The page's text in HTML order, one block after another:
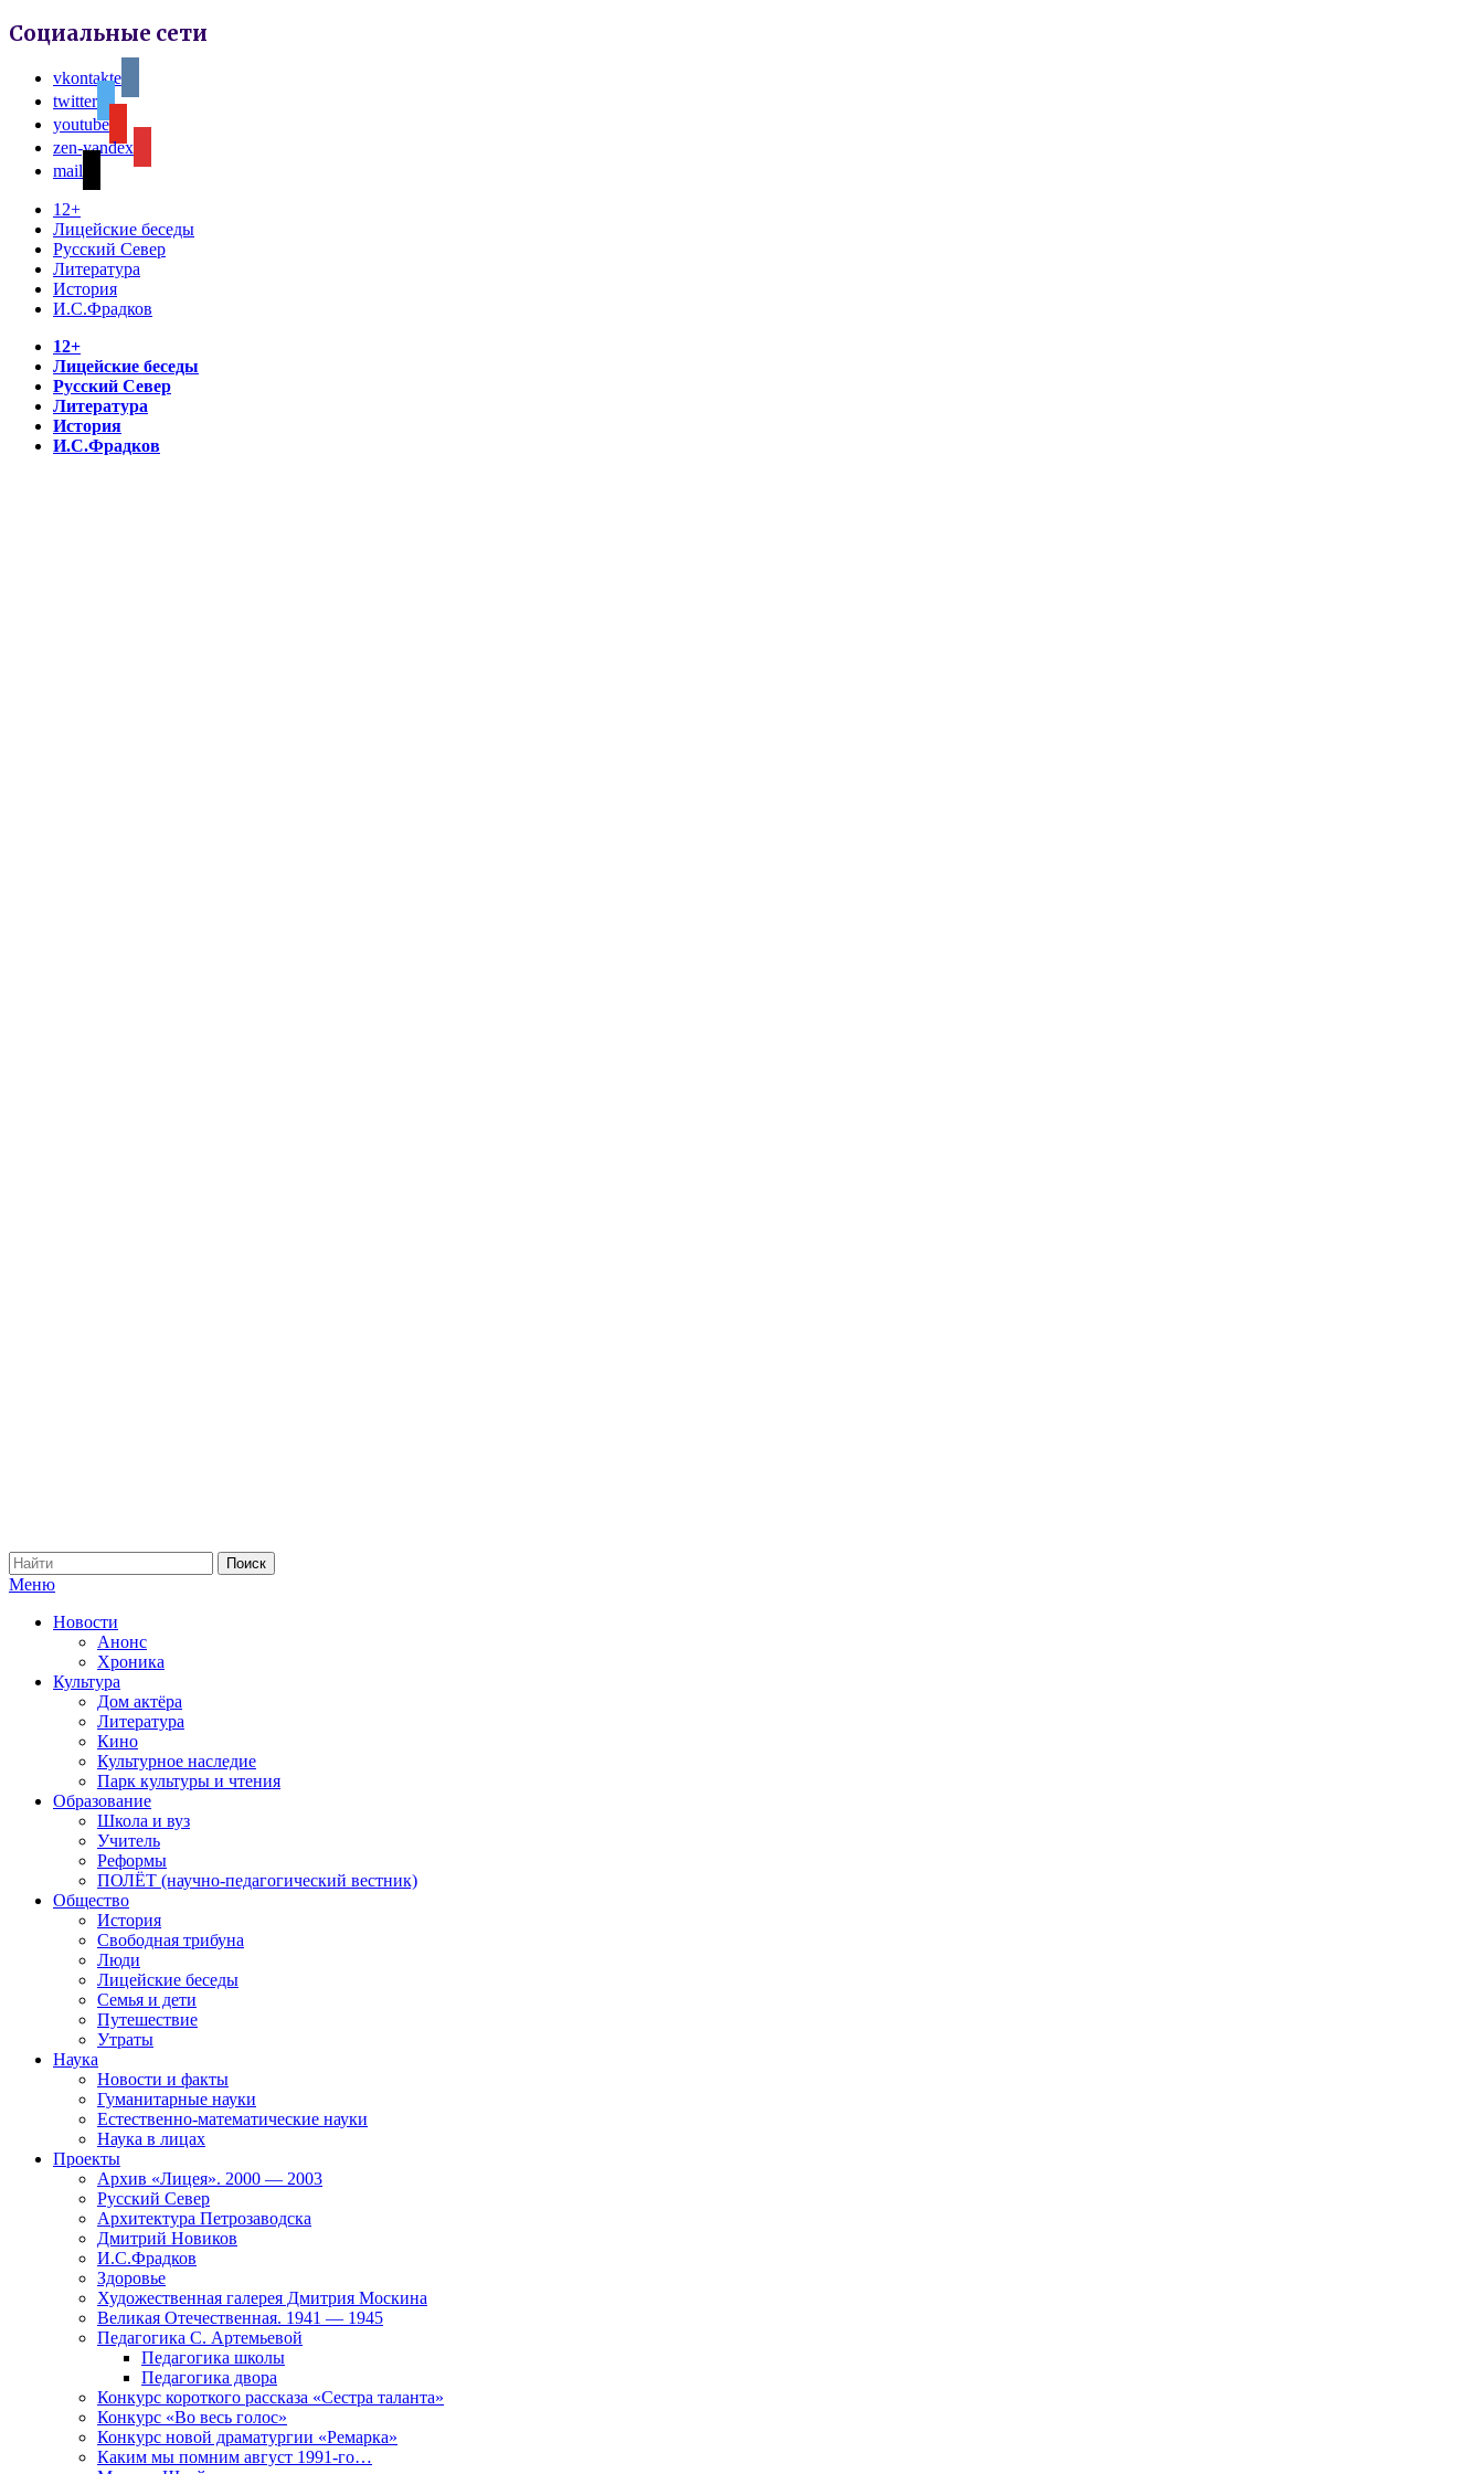
Социальные сети
vkontakte
twitter
youtube
zen-yandex
mail
12+
Лицейские беседы
Русский Север
Литература
История
И.С.Фрадков
12+
Лицейские беседы
Русский Север
Литература
История
И.С.Фрадков
Меню
Новости
Анонс
Хроника
Культура
Дом актёра
Литература
Кино
Культурное наследие
Парк культуры и чтения
Образование
Школа и вуз
Учитель
Реформы
ПОЛЁТ (научно-педагогический вестник)
Общество
История
Свободная трибуна
Люди
Лицейские беседы
Семья и дети
Путешествие
Утраты
Наука
Новости и факты
Гуманитарные науки
Естественно-математические науки
Наука в лицах
Проекты
Архив «Лицея». 2000 — 2003
Русский Север
Архитектура Петрозаводска
Дмитрий Новиков
И.С.Фрадков
Здоровье
Художественная галерея Дмитрия Москина
Великая Отечественная. 1941 — 1945
Педагогика С. Артемьевой
Педагогика школы
Педагогика двора
Конкурс короткого рассказа «Сестра таланта»
Конкурс «Во весь голос»
Конкурс новой драматургии «Ремарка»
Каким мы помним август 1991-го…